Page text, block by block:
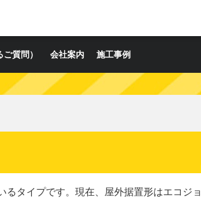
質問） 会社案内 施工事例
タイプです。現在、屋外据置形はエコジョ